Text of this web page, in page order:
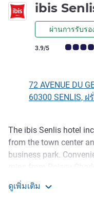
ibis
ผ่านการรับร
คะแนนความคิดเห็นจ
3.9/5
72 AVENUE DU
60300 SENLIS, ฝ
รายละเอียด
The ibis Senlis hotel
from the town center
business park.
the Villepinte exhibit
The hotel has 95
ดูเพิ่มเติม